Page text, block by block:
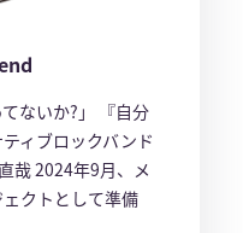
ないか?」 『自分
ィブロックバンド
哉 2024年9月、メ
クトとして準備